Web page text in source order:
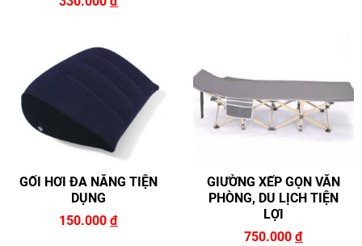
GỐI HƠI ĐA NĂNG TIỆN
DỤNG
150.000 đ
GIƯỜNG XẾP GỌN VĂN
PHÒNG, DU LỊCH TIỆN
LỢI
750.000 đ